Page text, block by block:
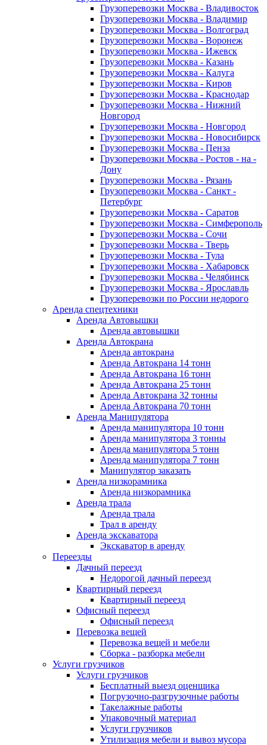
Грузоперевозки Москва - Владивосток
Грузоперевозки Москва - Владимир
Грузоперевозки Москва - Волгоград
Грузоперевозки Москва - Воронеж
Грузоперевозки Москва - Ижевск
Грузоперевозки Москва - Казань
Грузоперевозки Москва - Калуга
Грузоперевозки Москва - Киров
Грузоперевозки Москва - Краснодар
Грузоперевозки Москва - Нижний
Новгород
Грузоперевозки Москва - Новгород
Грузоперевозки Москва - Новосибирск
Грузоперевозки Москва - Пенза
Грузоперевозки Москва - Ростов - на -
Дону
Грузоперевозки Москва - Рязань
Грузоперевозки Москва - Санкт -
Петербург
Грузоперевозки Москва - Саратов
Грузоперевозки Москва - Симферополь
Грузоперевозки Москва - Сочи
Грузоперевозки Москва - Тверь
Грузоперевозки Москва - Тула
Грузоперевозки Москва - Хабаровск
Грузоперевозки Москва - Челябинск
Грузоперевозки Москва - Ярославль
Грузоперевозки по России недорого
Аренда спецтехники
Аренда Автовышки
Аренда автовышки
Аренда Автокрана
Аренда автокрана
Аренда Автокрана 14 тонн
Аренда Автокрана 16 тонн
Аренда Автокрана 25 тонн
Аренда Автокрана 32 тонны
Аренда Автокрана 70 тонн
Аренда Манипулятора
Аренда манипулятора 10 тонн
Аренда манипулятора 3 тонны
Аренда манипулятора 5 тонн
Аренда манипулятора 7 тонн
Манипулятор заказать
Аренда низкорамника
Аренда низкорамника
Аренда трала
Аренда трала
Трал в аренду
Аренда экскаватора
Экскаватор в аренду
Переезды
Дачный переезд
Недорогой дачный переезд
Квартирный переезд
Квартирный переезд
Офисный переезд
Офисный переезд
Перевозка вещей
Перевозка вещей и мебели
Сборка - разборка мебели
Услуги грузчиков
Услуги грузчиков
Бесплатный выезд оценщика
Погрузочно-разгрузочные работы
Такелажные работы
Упаковочный материал
Услуги грузчиков
Утилизация мебели и вывоз мусора